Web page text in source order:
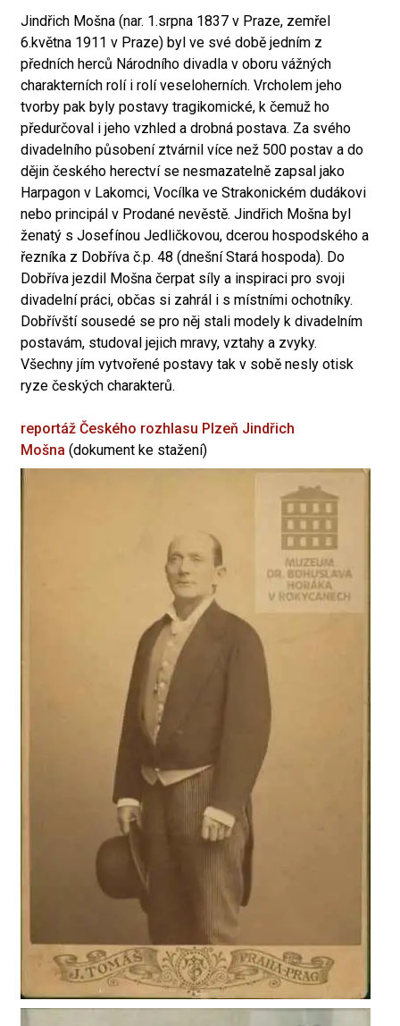
Jindřich Mošna (nar. 1.srpna 1837 v Praze, zemřel
6.května 1911 v Praze) byl ve své době jedním z
předních herců Národního divadla v oboru vážných
charakterních rolí i rolí veseloherních. Vrcholem jeho
tvorby pak byly postavy tragikomické, k čemuž ho
předurčoval i jeho vzhled a drobná postava. Za svého
divadelního působení ztvárnil více než 500 postav a do
dějin českého herectví se nesmazatelně zapsal jako
Harpagon v Lakomci, Vocílka ve Strakonickém dudákovi
nebo principál v Prodané nevěstě. Jindřich Mošna byl
ženatý s Josefínou Jedličkovou, dcerou hospodského a
řezníka z Dobříva č.p. 48 (dnešní Stará hospoda). Do
Dobříva jezdil Mošna čerpat síly a inspiraci pro svoji
divadelní práci, občas si zahrál i s místními ochotníky.
Dobřívští sousedé se pro něj stali modely k divadelním
postavám, studoval jejich mravy, vztahy a zvyky.
Všechny jím vytvořené postavy tak v sobě nesly otisk
ryze českých charakterů.
reportáž Českého rozhlasu Plzeň Jindřich
Mošna (dokument ke stažení)